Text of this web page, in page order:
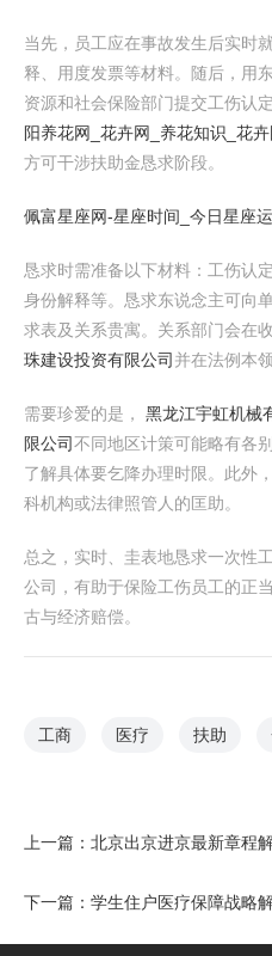
当先，员工应在事故发生后实时
释、用度发票等材料。随后，用
资源和社会保险部门提交工伤认
阳养花网_花卉网_养花知识_花
方可干涉扶助金恳求阶段。
佩富星座网-星座时间_今日星座
恳求时需准备以下材料：工伤认
身份解释等。恳求东说念主可向
求表及关系贵寓。关系部门会在
珠建设投资有限公司 并在法例本
需要珍爱的是， 黑龙江宇虹机械
限公司不同地区计策可能略有各
了解具体要乞降办理时限。此外
科机构或法律照管人的匡助。
总之，实时、圭表地恳求一次性
公司，有助于保险工伤员工的正
古与经济赔偿。
工商 医疗 扶助
上一篇： 北京出京进京最新章程
下一篇： 学生住户医疗保障战略